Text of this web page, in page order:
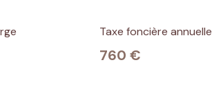
Taxe foncière annuelle
760 €